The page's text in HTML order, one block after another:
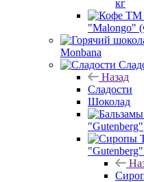
кг
"Malongo"
Monbana
Назад
Сладости
Шоколад
"Gutenberg"
"Gutenberg"